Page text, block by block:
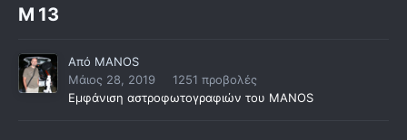
M 13
Από MANOS
Μάιος 28, 2019
1251 προβολές
Εμφάνιση αστροφωτογραφιών του MANOS